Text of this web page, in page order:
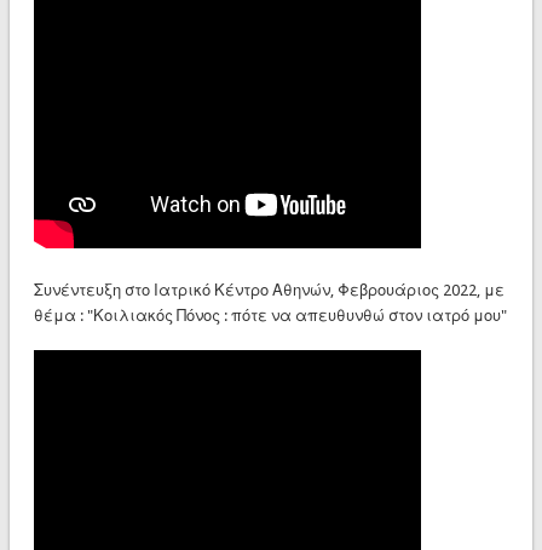
Συνέντευξη στο Ιατρικό Κέντρο Αθηνών, Φεβρουάριος 2022, με
θέμα : "Κοιλιακός Πόνος : πότε να απευθυνθώ στον ιατρό μου"